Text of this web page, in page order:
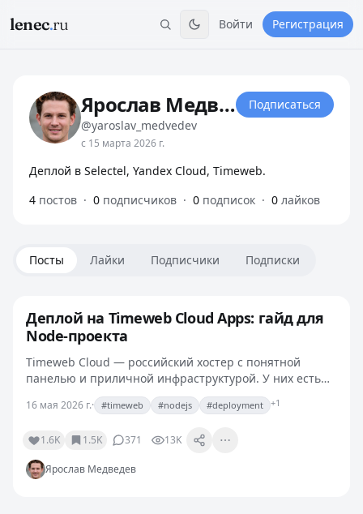
lenec.ru Войти Регистрация
Ярослав Медведев
@yaroslav_medvedev
с 15 марта 2026 г.
Подписаться
Деплой в Selectel, Yandex Cloud, Timeweb.
4 постов · 0 подписчиков · 0 подписок · 0 лайков
Посты Лайки Подписчики Подписки
Деплой на Timeweb Cloud Apps: гайд для
Node-проекта
Timeweb Cloud — российский хостер с понятной
панелью и приличной инфраструктурой. У них есть
отдельный продукт Cloud Apps: PaaS-вариант, в
котором ты привязываешь git-репозиторий, и
16 мая 2026 г.· #timeweb #nodejs #deployment +1
1.6K 1.5K 371 13K
Ярослав Медведев